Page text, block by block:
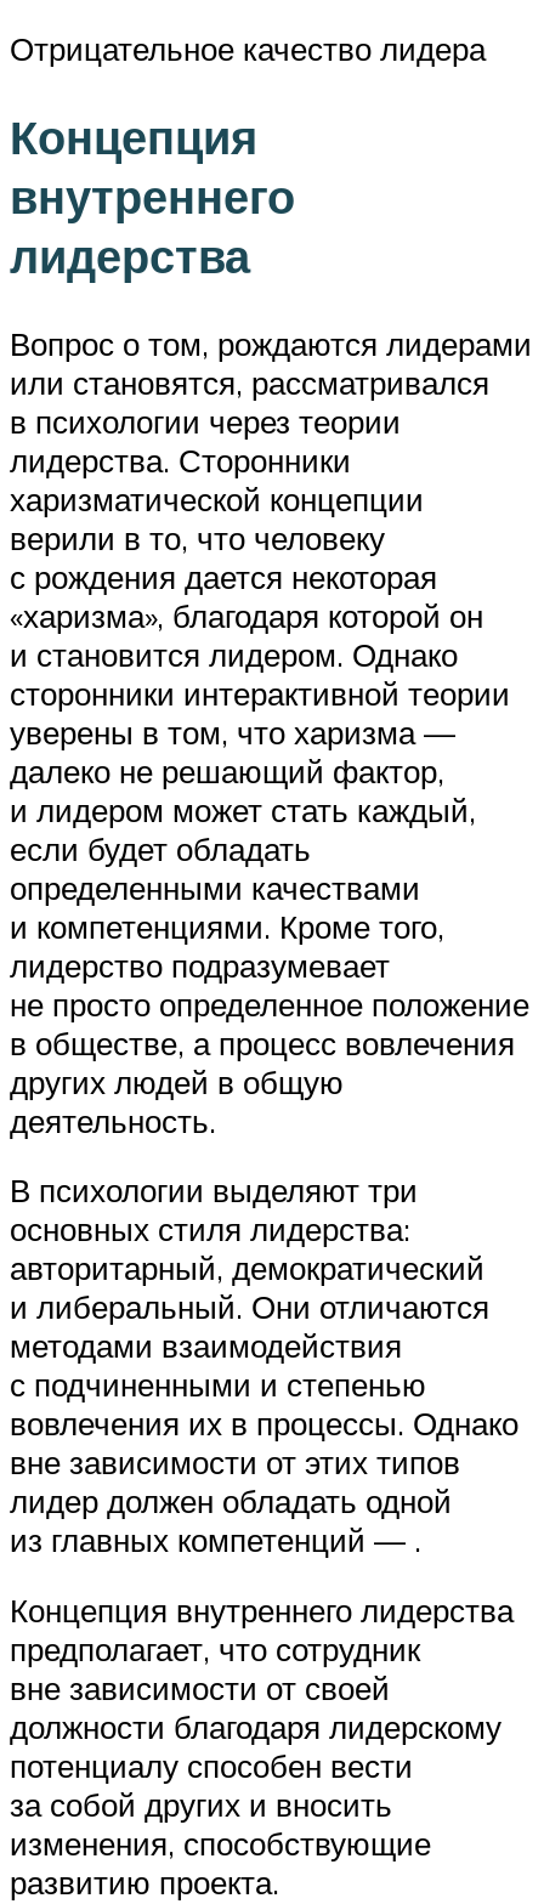
Отрицательное качество лидера
Концепция
внутреннего
лидерства
Вопрос о том, рождаются лидерами
или становятся, рассматривался
в психологии через теории
лидерства. Сторонники
харизматической концепции
верили в то, что человеку
с рождения дается некоторая
«харизма», благодаря которой он
и становится лидером. Однако
сторонники интерактивной теории
уверены в том, что харизма —
далеко не решающий фактор,
и лидером может стать каждый,
если будет обладать
определенными качествами
и компетенциями. Кроме того,
лидерство подразумевает
не просто определенное положение
в обществе, а процесс вовлечения
других людей в общую
деятельность.
В психологии выделяют три
основных стиля лидерства:
авторитарный, демократический
и либеральный. Они отличаются
методами взаимодействия
с подчиненными и степенью
вовлечения их в процессы. Однако
вне зависимости от этих типов
лидер должен обладать одной
из главных компетенций — .
Концепция внутреннего лидерства
предполагает, что сотрудник
вне зависимости от своей
должности благодаря лидерскому
потенциалу способен вести
за собой других и вносить
изменения, способствующие
развитию проекта.